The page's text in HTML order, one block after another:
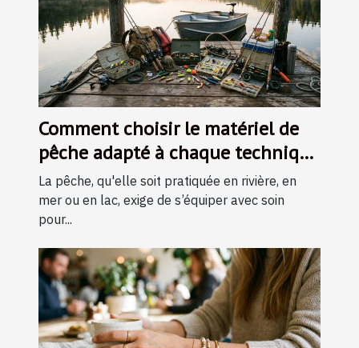
Comment choisir le matériel de
pêche adapté à chaque technique
?
La pêche, qu'elle soit pratiquée en rivière, en
mer ou en lac, exige de s’équiper avec soin
pour...